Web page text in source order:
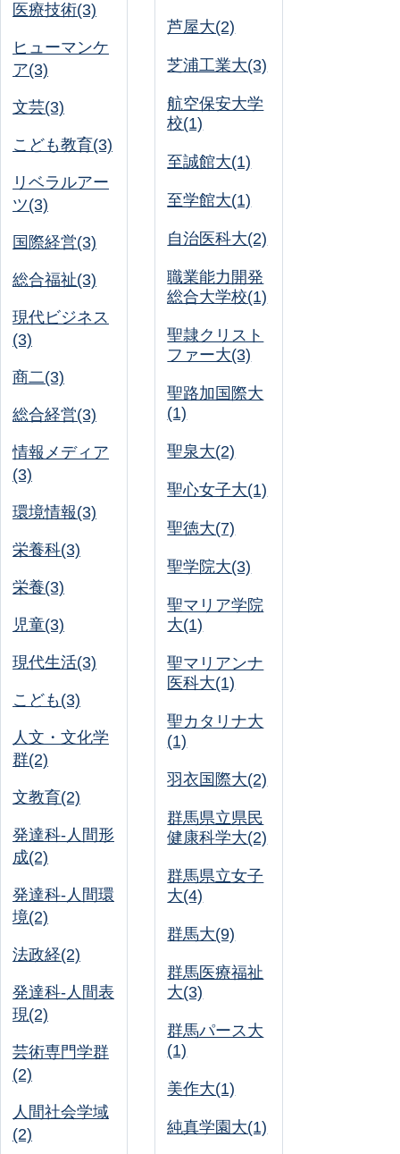
医療技術(3)
ヒューマンケ
ア(3)
文芸(3)
こども教育(3)
リベラルアー
ツ(3)
国際経営(3)
総合福祉(3)
現代ビジネス
(3)
商二(3)
総合経営(3)
情報メディア
(3)
環境情報(3)
栄養科(3)
栄養(3)
児童(3)
現代生活(3)
こども(3)
人文・文化学
群(2)
文教育(2)
発達科-人間形
成(2)
発達科-人間環
境(2)
法政経(2)
発達科-人間表
現(2)
芸術専門学群
(2)
人間社会学域
(2)
芦屋大(2)
芝浦工業大(3)
航空保安大学
校(1)
至誠館大(1)
至学館大(1)
自治医科大(2)
職業能力開発
総合大学校(1)
聖隷クリスト
ファー大(3)
聖路加国際大
(1)
聖泉大(2)
聖心女子大(1)
聖徳大(7)
聖学院大(3)
聖マリア学院
大(1)
聖マリアンナ
医科大(1)
聖カタリナ大
(1)
羽衣国際大(2)
群馬県立県民
健康科学大(2)
群馬県立女子
大(4)
群馬大(9)
群馬医療福祉
大(3)
群馬パース大
(1)
美作大(1)
純真学園大(1)